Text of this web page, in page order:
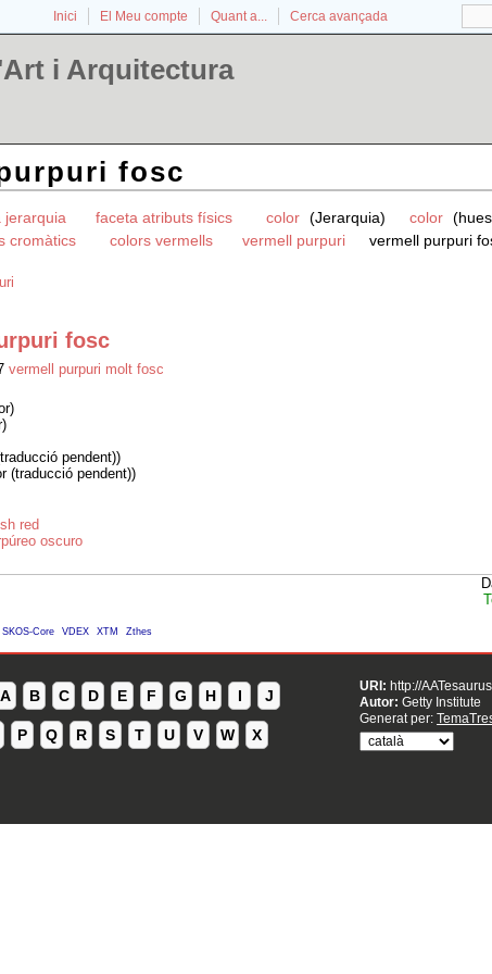
Inici El Meu compte Quant a... Cerca avançada
i Arquitectura
fosc
jerarquia faceta atributs físics color (Jerarquia) color
cromàtics colors vermells vermell purpuri vermell purpuri
fosc
vermell purpuri molt fosc
pendent))
(traducció pendent))
red
oscuro
SKOS-Core VDEX XTM Zthes
A B C D E F G H I J
P Q R S T U V W X
URI: http://
Autor: Getty Institute
Generat per: